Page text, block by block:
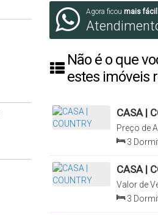
Agora ficou mais fácil
Não é o que
estes imóveis
CASA |
Preço de
Country,
3
4
CASA |
Valor de
Santa
3